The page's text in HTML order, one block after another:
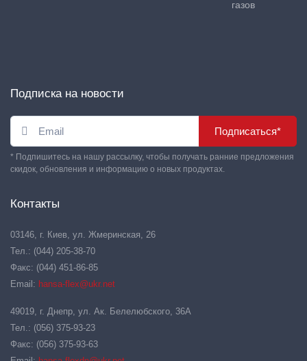
газов
Подписка на новости
Подписаться*
* Подпишитесь на нашу рассылку, чтобы получать ранние предложения
скидок, обновления и информацию о новых продуктах.
Контакты
03146, г. Киев, ул. Жмеринская, 26
Тел.: (044) 205-38-70
Факс: (044) 451-86-85
Email: hansa-flex@ukr.net
49019, г. Днепр, ул. Ак. Белелюбского, 36А
Тел.: (056) 375-93-23
Факс: (056) 375-93-63